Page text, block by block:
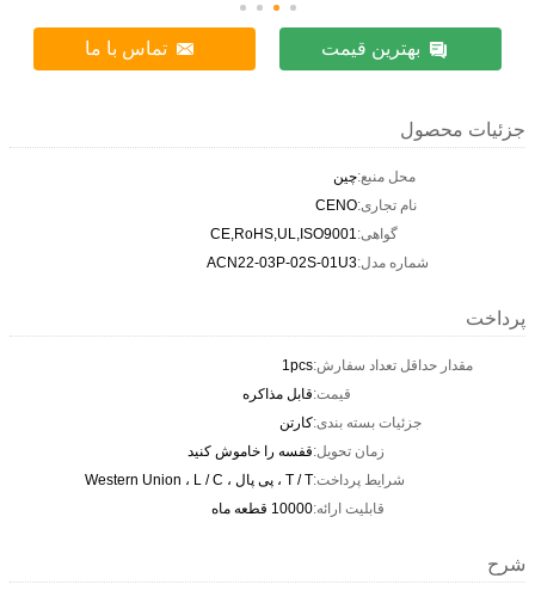
بهترین قیمت تماس با ما
جزئیات محصول
محل منبع:چين
نام تجاری:CENO
گواهی:CE,RoHS,UL,ISO9001
شماره مدل:ACN22-03P-02S-01U3
پرداخت
مقدار حداقل تعداد سفارش:1pcs
قیمت:قابل مذاکره
جزئیات بسته بندی:کارتن
زمان تحویل:قفسه را خاموش کنید
شرایط پرداخت:T / T ، پی پال ، Western Union ، L / C
قابلیت ارائه:10000 قطعه ماه
شرح